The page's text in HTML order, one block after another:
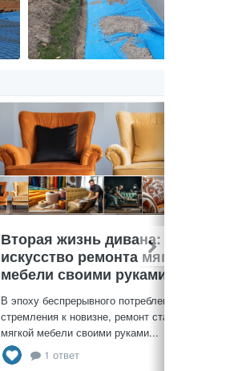
Вторая жизнь дивана:
искусство ремонта мягкой
мебели своими руками
В эпоху беспрерывного потребления и
стремления к новизне, ремонт старой
мягкой мебели своими руками...
1 ответ